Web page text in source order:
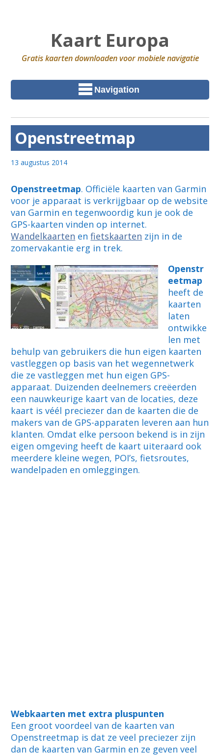
Kaart Europa
Gratis kaarten downloaden voor mobiele navigatie
Navigation
Openstreetmap
13 augustus 2014
Openstreetmap. Officiële kaarten van Garmin
voor je apparaat is verkrijgbaar op de website
van Garmin en tegenwoordig kun je ook de
GPS-kaarten vinden op internet.
Wandelkaarten enfietskaarten zijn in de
zomervakantie erg in trek.
Openstr
eetmap
heeft de
kaarten
laten
ontwikke
len met
behulp van gebruikers die hun eigen kaarten
vastleggen op basis van het wegennetwerk
die ze vastleggen met hun eigen GPS-
apparaat. Duizenden deelnemers creëerden
een nauwkeurige kaart van de locaties, deze
kaart is véél preciezer dan de kaarten die de
makers van de GPS-apparaten leveren aan hun
klanten. Omdat elke persoon bekend is in zijn
eigen omgeving heeft de kaart uiteraard ook
meerdere kleine wegen, POI’s, fietsroutes,
wandelpaden en omleggingen.
Webkaarten met extra pluspunten
Een groot voordeel van de kaarten van
Openstreetmap is dat ze veel preciezer zijn
dan de kaarten van Garmin en ze geven veel